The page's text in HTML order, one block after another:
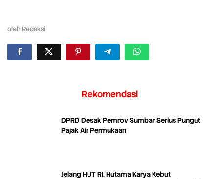
oleh Redaksi
Rekomendasi
DPRD Desak Pemrov Sumbar Serius Pungut
Pajak Air Permukaan
Jelang HUT RI, Hutama Karya Kebut